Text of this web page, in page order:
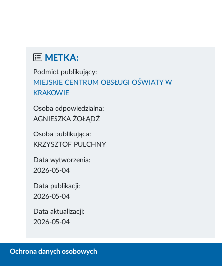
METKA:
Podmiot publikujący:
MIEJSKIE CENTRUM OBSŁUGI OŚWIATY W
KRAKOWIE
Osoba odpowiedzialna:
AGNIESZKA ŻOŁĄDŹ
Osoba publikująca:
KRZYSZTOF PULCHNY
Data wytworzenia:
2026-05-04
Data publikacji:
2026-05-04
Data aktualizacji:
2026-05-04
Ochrona danych osobowych